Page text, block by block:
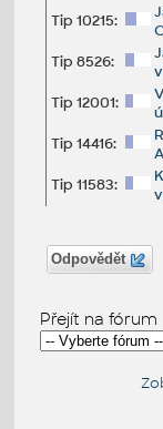
Tip 10215:
Tip 8526:
Tip 12001:
Tip 14416:
Tip 11583:
Odpovědět
Přejít na fórum